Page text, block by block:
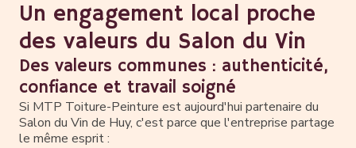
Un engagement local proche
des valeurs du Salon du Vin
Des valeurs communes : authenticité,
confiance et travail soigné
Si MTP Toiture-Peinture est aujourd'hui partenaire du
Salon du Vin de Huy, c'est parce que l'entreprise partage
le même esprit :